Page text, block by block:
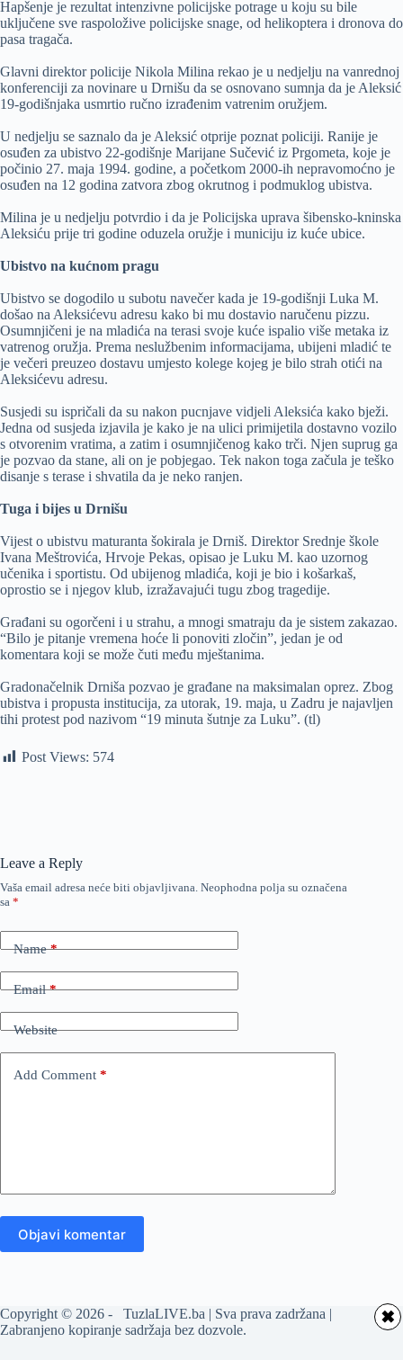
Hapšenje je rezultat intenzivne policijske potrage u koju su bile
uključene sve raspoložive policijske snage, od helikoptera i dronova do
pasa tragača.
Glavni direktor policije Nikola Milina rekao je u nedjelju na vanrednoj
konferenciji za novinare u Drnišu da se osnovano sumnja da je Aleksić
19-godišnjaka usmrtio ručno izrađenim vatrenim oružjem.
U nedjelju se saznalo da je Aleksić otprije poznat policiji. Ranije je
osuđen za ubistvo 22-godišnje Marijane Sučević iz Prgometa, koje je
počinio 27. maja 1994. godine, a početkom 2000-ih nepravomoćno je
osuđen na 12 godina zatvora zbog okrutnog i podmuklog ubistva.
Milina je u nedjelju potvrdio i da je Policijska uprava šibensko-kninska
Aleksiću prije tri godine oduzela oružje i municiju iz kuće ubice.
Ubistvo na kućnom pragu
Ubistvo se dogodilo u subotu navečer kada je 19-godišnji Luka M.
došao na Aleksićevu adresu kako bi mu dostavio naručenu pizzu.
Osumnjičeni je na mladića na terasi svoje kuće ispalio više metaka iz
vatrenog oružja. Prema neslužbenim informacijama, ubijeni mladić te
je večeri preuzeo dostavu umjesto kolege kojeg je bilo strah otići na
Aleksićevu adresu.
Susjedi su ispričali da su nakon pucnjave vidjeli Aleksića kako bježi.
Jedna od susjeda izjavila je kako je na ulici primijetila dostavno vozilo
s otvorenim vratima, a zatim i osumnjičenog kako trči. Njen suprug ga
je pozvao da stane, ali on je pobjegao. Tek nakon toga začula je teško
disanje s terase i shvatila da je neko ranjen.
Tuga i bijes u Drnišu
Vijest o ubistvu maturanta šokirala je Drniš. Direktor Srednje škole
Ivana Meštrovića, Hrvoje Pekas, opisao je Luku M. kao uzornog
učenika i sportistu. Od ubijenog mladića, koji je bio i košarkaš,
oprostio se i njegov klub, izražavajući tugu zbog tragedije.
Građani su ogorčeni i u strahu, a mnogi smatraju da je sistem zakazao.
“Bilo je pitanje vremena hoće li ponoviti zločin”, jedan je od
komentara koji se može čuti među mještanima.
Gradonačelnik Drniša pozvao je građane na maksimalan oprez. Zbog
ubistva i propusta institucija, za utorak, 19. maja, u Zadru je najavljen
tihi protest pod nazivom “19 minuta šutnje za Luku”. (tl)
Post Views: 574
Leave a Reply
Vaša email adresa neće biti objavljivana. Neophodna polja su označena
sa *
Name*
Email*
Website
Add Comment *
Objavi komentar
Copyright © 2026 - TuzlaLIVE.ba | Sva prava zadržana |
Zabranjeno kopiranje sadržaja bez dozvole.
✖